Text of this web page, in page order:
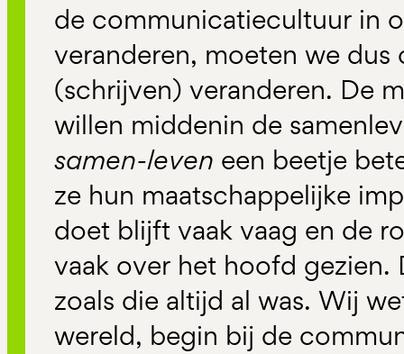
de communicatiecultuur in
veranderen, moeten we dus
(schrijven) veranderen. De
willen middenin de
samen-leven een beetje
ze hun maatschappelijke
doet blijft vaak vaag en de
vaak over het hoofd gezien.
zoals die altijd al was. Wij
wereld, begin bij de